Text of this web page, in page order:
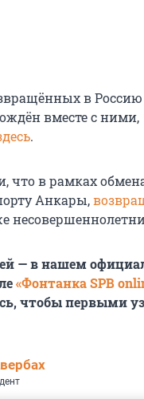
в Россию
вместе с ними,
.
что в рамках
Анкары,
— в нашем
«Фонтанка SPB
чтобы первыми